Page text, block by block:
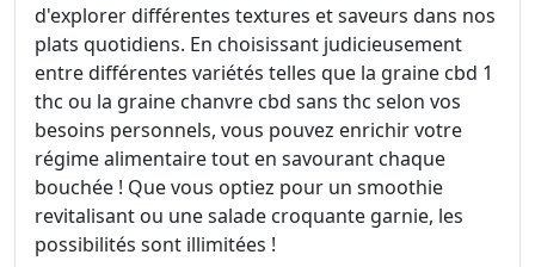
d'explorer différentes textures et saveurs dans nos
plats quotidiens. En choisissant judicieusement
entre différentes variétés telles que la graine cbd 1
thc ou la graine chanvre cbd sans thc selon vos
besoins personnels, vous pouvez enrichir votre
régime alimentaire tout en savourant chaque
bouchée ! Que vous optiez pour un smoothie
revitalisant ou une salade croquante garnie, les
possibilités sont illimitées !